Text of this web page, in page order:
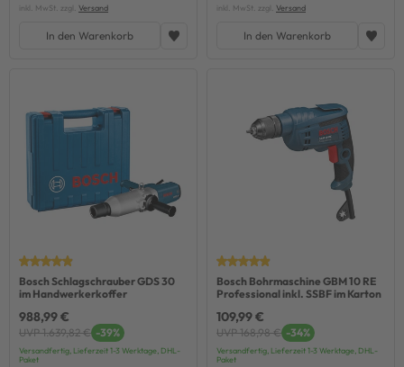
inkl. MwSt. zzgl. Versand
In den Warenkorb
inkl. MwSt. zzgl. Versand
In den Warenkorb
Bosch Schlagschrauber GDS 30
im Handwerkerkoffer
988,99 €
UVP 1.639,82 € -39%
Versandfertig, Lieferzeit 1-3 Werktage, DHL-
Paket
Bosch Bohrmaschine GBM 10 RE
Professional inkl. SSBF im Karton
109,99 €
UVP 168,98 € -34%
Versandfertig, Lieferzeit 1-3 Werktage, DHL-
Paket